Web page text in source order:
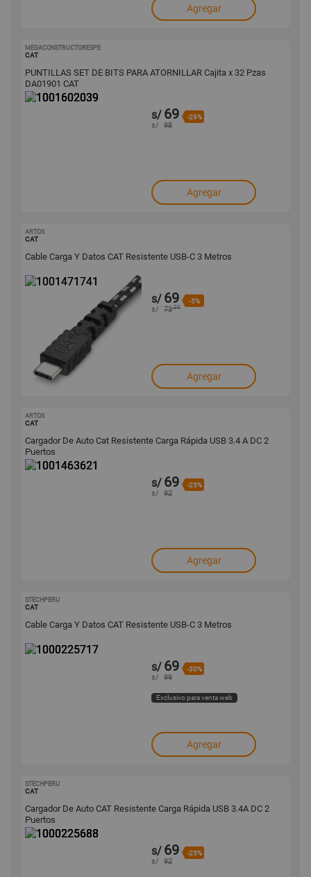
Agregar
MEGACONSTRUCTORESPE
CAT
PUNTILLAS SET DE BITS PARA ATORNILLAR Cajita x 32 Pzas
DA01901 CAT
s/ 69 -29%
s/ 98
Agregar
ARTOS
CAT
Cable Carga Y Datos CAT Resistente USB-C 3 Metros
s/ 69 -5%
s/ 73.20
Agregar
ARTOS
CAT
Cargador De Auto Cat Resistente Carga Rápida USB 3.4 A DC 2
Puertos
s/ 69 -25%
s/ 92
Agregar
STECHPERU
CAT
Cable Carga Y Datos CAT Resistente USB-C 3 Metros
s/ 69 -30%
s/ 99
Exclusivo para venta web
Agregar
STECHPERU
CAT
Cargador De Auto CAT Resistente Carga Rápida USB 3.4A DC 2
Puertos
s/ 69 -25%
s/ 92